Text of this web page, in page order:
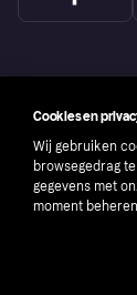
Cookies en
Wij gebruiken
browsegedrag
gegevens met
moment